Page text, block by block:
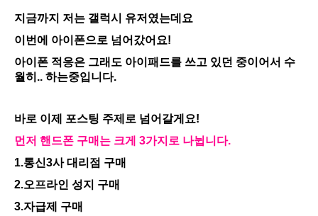
지금까지 저는 갤럭시 유저였는데요
이번에 아이폰으로 넘어갔어요!
아이폰 적응은 그래도 아이패드를 쓰고 있던 중이어서 수
월히.. 하는중입니다.
바로 이제 포스팅 주제로 넘어갈게요!
먼저 핸드폰 구매는 크게 3가지로 나뉩니다.
1.통신3사 대리점 구매
2.오프라인 성지 구매
3.자급제 구매